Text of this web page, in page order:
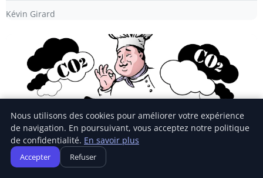
Kévin Girard
SENSIBILISATION ÉCOLOGIQUE
Nous utilisons des cookies pour améliorer votre expérience
de navigation. En poursuivant, vous acceptez notre politique
de confidentialité. En savoir plus
Accepter Refuser